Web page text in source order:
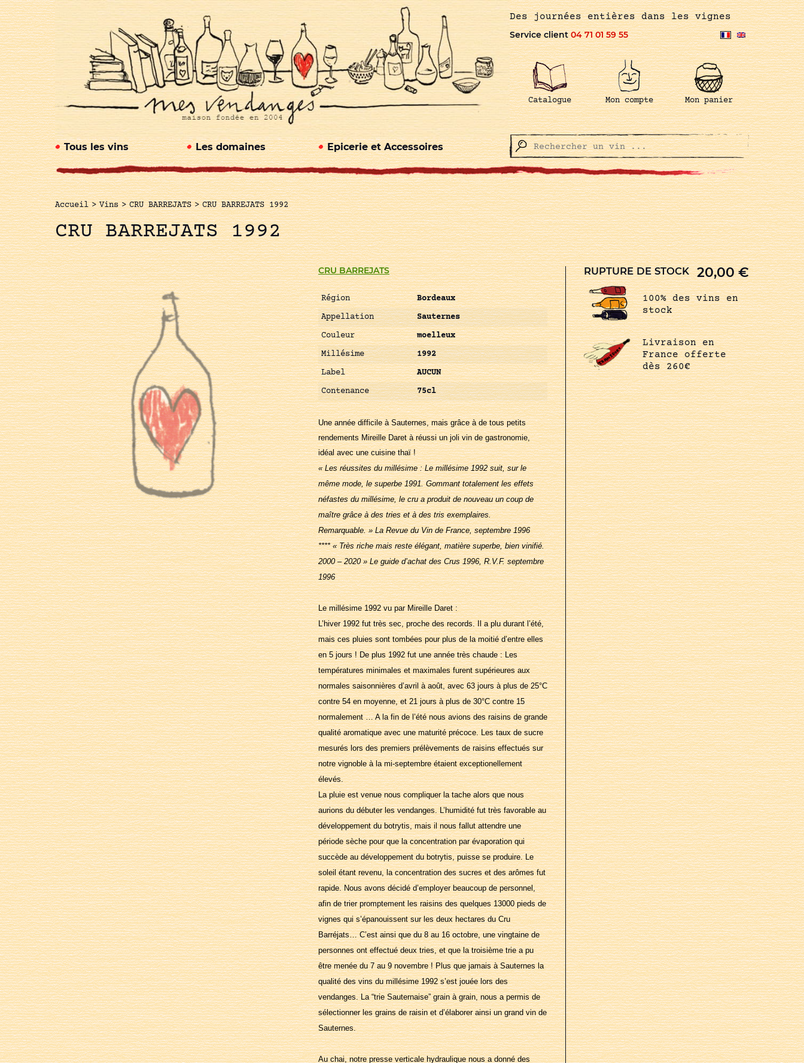
Des journées entières dans les vignes
Service client04 71 01 59 55
Catalogue Mon compte Mon panier
Tous les vins Les domaines Epicerie et Accessoires
Accueil > Vins > CRU BARREJATS > CRU BARREJATS 1992
CRU BARREJATS 1992
CRU BARREJATS
Région
Bordeaux
Appellation
Sauternes
Couleur
moelleux
Millésime
1992
Label
AUCUN
Contenance
75cl
Une année difficile à Sauternes, mais grâce à de tous petits
rendements Mireille Daret à réussi un joli vin de gastronomie,
idéal avec une cuisine thaï !
« Les réussites du millésime : Le millésime 1992 suit, sur le
même mode, le superbe 1991. Gommant totalement les effets
néfastes du millésime, le cru a produit de nouveau un coup de
maître grâce à des tries et à des tris exemplaires.
Remarquable. » La Revue du Vin de France, septembre 1996
**** « Très riche mais reste élégant, matière superbe, bien vinifié.
2000 – 2020 » Le guide d’achat des Crus 1996, R.V.F. septembre
1996
Le millésime 1992 vu par Mireille Daret :
L’hiver 1992 fut très sec, proche des records. Il a plu durant l’été,
mais ces pluies sont tombées pour plus de la moitié d’entre elles
en 5 jours ! De plus 1992 fut une année très chaude : Les
températures minimales et maximales furent supérieures aux
normales saisonnières d’avril à août, avec 63 jours à plus de 25°C
contre 54 en moyenne, et 21 jours à plus de 30°C contre 15
normalement … A la fin de l’été nous avions des raisins de grande
qualité aromatique avec une maturité précoce. Les taux de sucre
mesurés lors des premiers prélèvements de raisins effectués sur
notre vignoble à la mi-septembre étaient exceptionellement
élevés.
La pluie est venue nous compliquer la tache alors que nous
aurions du débuter les vendanges. L’humidité fut très favorable au
développement du botrytis, mais il nous fallut attendre une
période sèche pour que la concentration par évaporation qui
succède au développement du botrytis, puisse se produire. Le
soleil étant revenu, la concentration des sucres et des arômes fut
rapide. Nous avons décidé d’employer beaucoup de personnel,
afin de trier promptement les raisins des quelques 13000 pieds de
vignes qui s’épanouissent sur les deux hectares du Cru
Barréjats… C’est ainsi que du 8 au 16 octobre, une vingtaine de
personnes ont effectué deux tries, et que la troisième trie a pu
être menée du 7 au 9 novembre ! Plus que jamais à Sauternes la
qualité des vins du millésime 1992 s’est jouée lors des
vendanges. La “trie Sauternaise” grain à grain, nous a permis de
sélectionner les grains de raisin et d’élaborer ainsi un grand vin de
Sauternes.
Au chai, notre presse verticale hydraulique nous a donné des
RUPTURE DE STOCK 20,00€
100% des vins en
stock
Livraison en
France offerte
dès 260€